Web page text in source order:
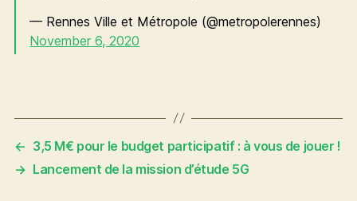
— Rennes Ville et Métropole (@metropolerennes)
November 6, 2020
← 3,5 M€ pour le budget participatif : à vous de jouer !
→ Lancement de la mission d’étude 5G